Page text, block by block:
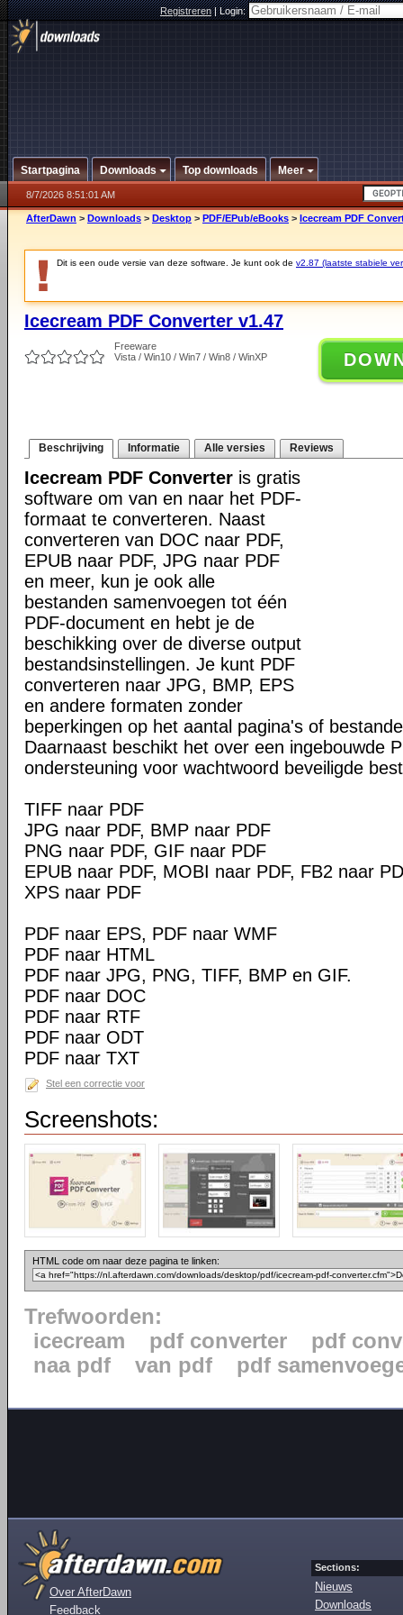
Registreren|Login:
Startpagina Downloads Top downloads Meer
8/7/2026 8:51:01 AM
AfterDawn > Downloads > Desktop > PDF/EPub/eBooks > Icecream PDF
Dit is een oude versie van deze software. Je kunt ook de v2.87 (laatste stabiele
Icecream PDF Converter v1.47
Freeware
Vista / Win10 / Win7 / Win8 / WinXP
Beschrijving Informatie Alle versies Reviews
Icecream PDF Converter is gratis
software om van en naar het PDF-
formaat te converteren. Naast
converteren van DOC naar PDF,
EPUB naar PDF, JPG naar PDF
en meer, kun je ook alle
bestanden samenvoegen tot één
PDF-document en hebt je de
beschikking over de diverse output
bestandsinstellingen. Je kunt PDF
converteren naar JPG, BMP, EPS
en andere formaten zonder
beperkingen op het aantal pagina's of
Daarnaast beschikt het over een ingebouwde
ondersteuning voor wachtwoord beveiligde
TIFF naar PDF
JPG naar PDF, BMP naar PDF
PNG naar PDF, GIF naar PDF
EPUB naar PDF, MOBI naar PDF, FB2 naar
XPS naar PDF
PDF naar EPS, PDF naar WMF
PDF naar HTML
PDF naar JPG, PNG, TIFF, BMP en GIF.
PDF naar DOC
PDF naar RTF
PDF naar ODT
PDF naar TXT
Stel een correctie voor
Screenshots:
HTML code om naar deze pagina te linken:
Trefwoorden:
icecream
pdf converter
pdf
naa pdf
van pdf pdf
Over AfterDawn
Feedback
Sections:
Nieuws
Downloads